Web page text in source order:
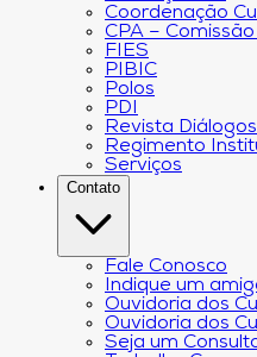
Coordenação
CPA –
FIES
PIBIC
Polos
PDI
Revista
Regimento
Serviços
Contato
Fale Conosco
Indique um
Ouvidoria dos
Ouvidoria dos
Seja um